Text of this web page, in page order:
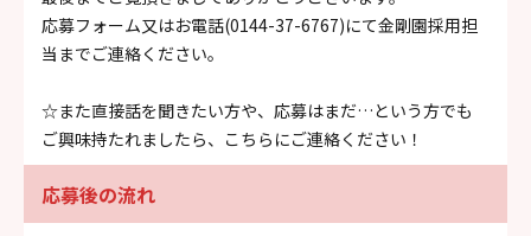
応募フォーム又はお電話(0144-37-6767)にて金剛園採用担
当までご連絡ください。
☆また直接話を聞きたい方や、応募はまだ…という方でも
ご興味持たれましたら、こちらにご連絡ください！
応募後の流れ